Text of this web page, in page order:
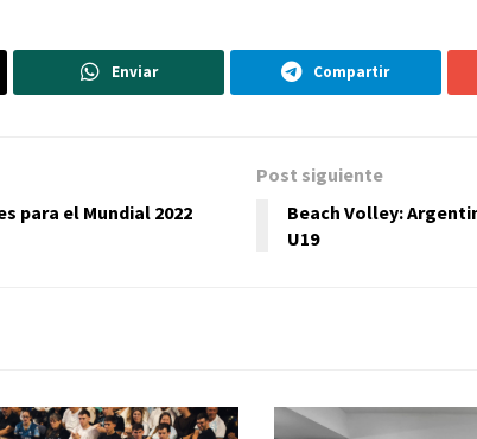
Enviar Compartir
para el Mundial 2022
Post siguiente
Beach Volley:
U19